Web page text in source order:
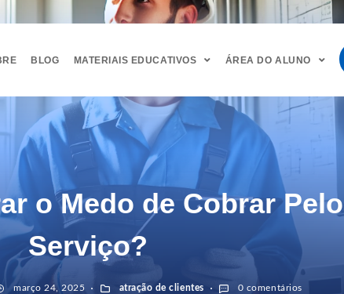
BLOG MATERIAIS EDUCATIVOS ÁREA DO ALUNO
o Medo de Cobrar Pelo
Serviço?
março 24, 2025 atração de clientes 0 comentários